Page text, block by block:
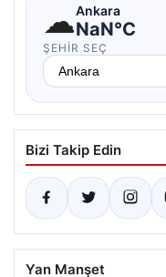
☁Ankara
NaN°C
ŞEHIR SEÇ
Bizi Takip Edin
Yan Manşet